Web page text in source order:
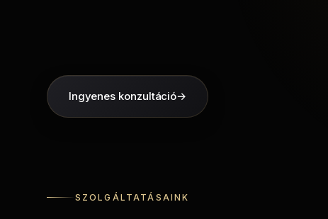
Ingyenes konzultáció→
SZOLGÁLTATÁSAINK